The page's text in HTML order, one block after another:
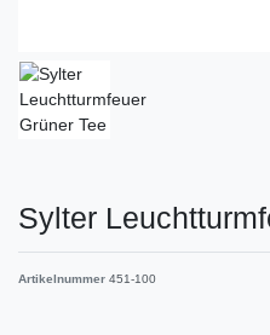
Sylter
Artikelnummer 451-100